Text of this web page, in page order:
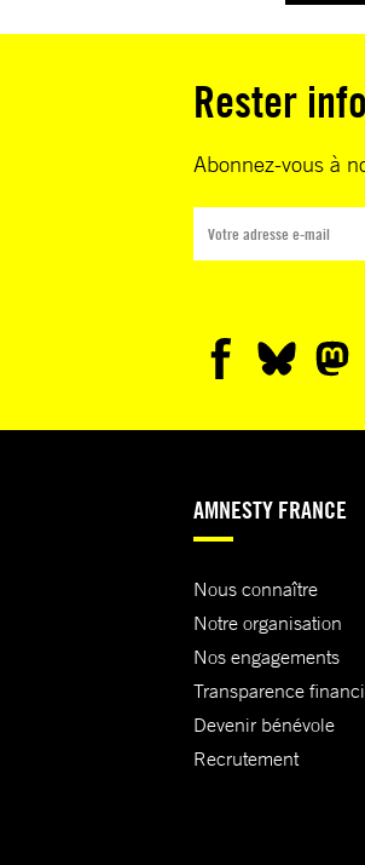
Rester
Abonnez-vous à
AMNESTY FRANCE
Nous connaître
Notre organisation
Nos engagements
Transparence
Devenir bénévole
Recrutement